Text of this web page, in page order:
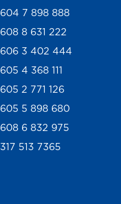
604 7 898 888
608 8 631 222
606 3 402 444
605 4 368 111
605 2 771 126
605 5 898 680
608 6 832 975
317 513 7365